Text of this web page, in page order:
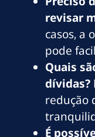
revisar
casos, a
pode
Quais
dívidas?
redução
É